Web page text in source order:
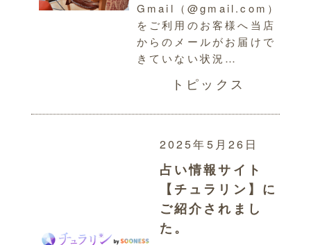
Gmail（@gmail.com）
をご利用のお客様へ当店
からのメールがお届けで
きていない状況…
トピックス
2025年5月26日
占い情報サイト
【チュラリン】に
ご紹介されまし
た。